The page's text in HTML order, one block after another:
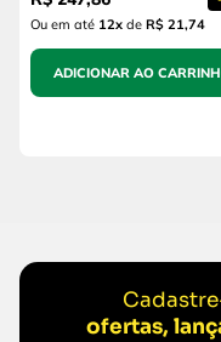
Ou em até 12x de R$ 21,74
ADICIONAR AO
ofertas,